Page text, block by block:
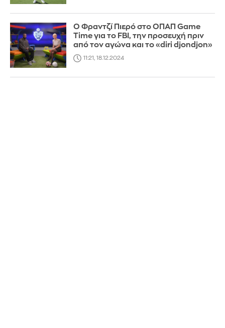
Ο Φραντζί Πιερό στο ΟΠΑΠ Game
Time για τo FBI, την προσευχή πριν
από τον αγώνα και το «diri djondjon»
11:21, 18.12.2024